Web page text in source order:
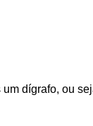
dígrafo, ou